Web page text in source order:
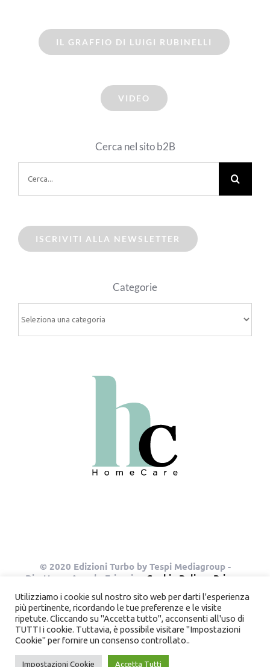
IL GRAFFIO DI LUIGI RUBINELLI
VIDEO
Cerca nel sito b2B
per:
ISCRIVITI ALLA NEWSLETTER
Categorie
© 2020 Edizioni Turbo by Tespi Mediagroup -
Direttore: Angelo Frigerio - Cookie Policy
Privacy
InstagramPinterest
Utilizziamo i cookie sul nostro sito web per darti l'esperienza
più pertinente, ricordando le tue preferenze e le visite
ripetute. Cliccando su "Accetta tutto", acconsenti all'uso di
TUTTI i cookie. Tuttavia, è possibile visitare "Impostazioni
Cookie" per fornire un consenso controllato..
Impostazioni Cookie Accetta Tutti